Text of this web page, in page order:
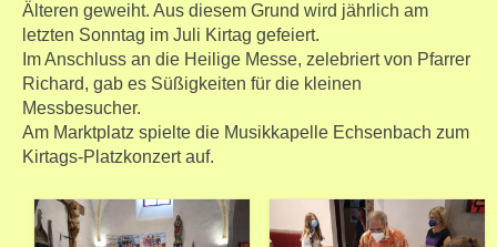
Älteren geweiht. Aus diesem Grund wird jährlich am
letzten Sonntag im Juli Kirtag gefeiert.
Im Anschluss an die Heilige Messe, zelebriert von Pfarrer
Richard, gab es Süßigkeiten für die kleinen
Messbesucher.
Am Marktplatz spielte die Musikkapelle Echsenbach zum
Kirtags-Platzkonzert auf.